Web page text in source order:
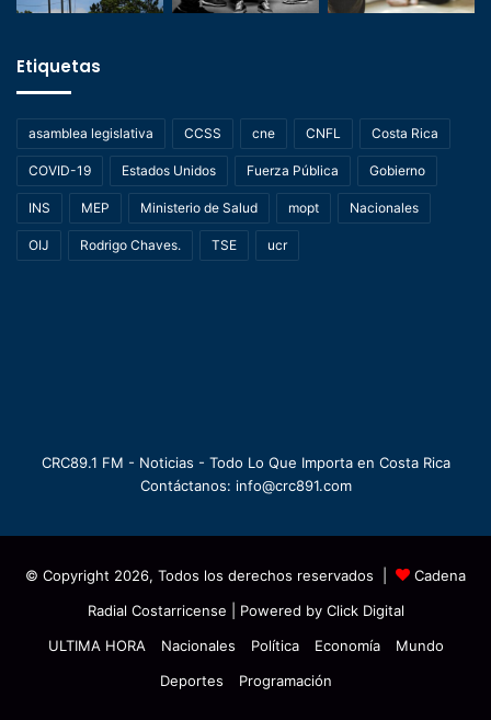
Etiquetas
asamblea legislativa CCSS cne CNFL Costa Rica
COVID-19 Estados Unidos Fuerza Pública Gobierno
INS MEP Ministerio de Salud mopt Nacionales
OIJ Rodrigo Chaves. TSE ucr
CRC89.1 FM - Noticias - Todo Lo Que Importa en Costa Rica
Contáctanos: info@crc891.com
© Copyright 2026, Todos los derechos reservados |
Cadena
Radial Costarricense | Powered by Click Digital
ULTIMA HORA
Nacionales Política Economía
Mundo
Deportes
Programación